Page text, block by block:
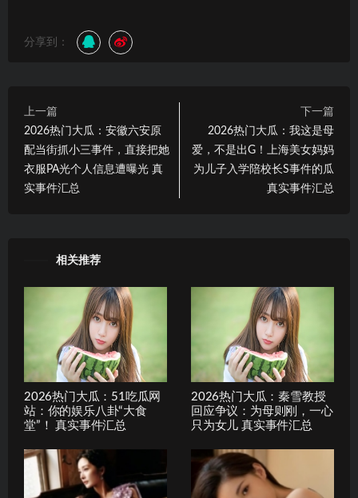
分享到：
上一篇
2026热门大瓜：安徽六安原
配当街抓小三事件，直接把她
衣服PA光个人信息遭曝光 真
实事件汇总
下一篇
2026热门大瓜：我这是母
爱，不是出G！上海美女妈妈
为儿子入学陪校长S事件的瓜
真实事件汇总
相关推荐
2026热门大瓜：51吃瓜网
站：你的娱乐八卦“大食
堂”！ 真实事件汇总
2026热门大瓜：秦雪教授
回应争议：为母则刚，一心
只为女儿 真实事件汇总